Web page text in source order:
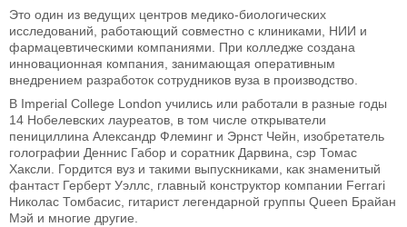
Это один из ведущих центров медико-биологических
исследований, работающий совместно с клиниками, НИИ и
фармацевтическими компаниями. При колледже создана
инновационная компания, занимающая оперативным
внедрением разработок сотрудников вуза в производство.
В Imperial College London учились или работали в разные годы
14 Нобелевских лауреатов, в том числе открыватели
пенициллина Александр Флеминг и Эрнст Чейн, изобретатель
голографии Деннис Габор и соратник Дарвина, сэр Томас
Хаксли. Гордится вуз и такими выпускниками, как знаменитый
фантаст Герберт Уэллс, главный конструктор компании Ferrari
Николас Томбасис, гитарист легендарной группы Queen Брайан
Мэй и многие другие.